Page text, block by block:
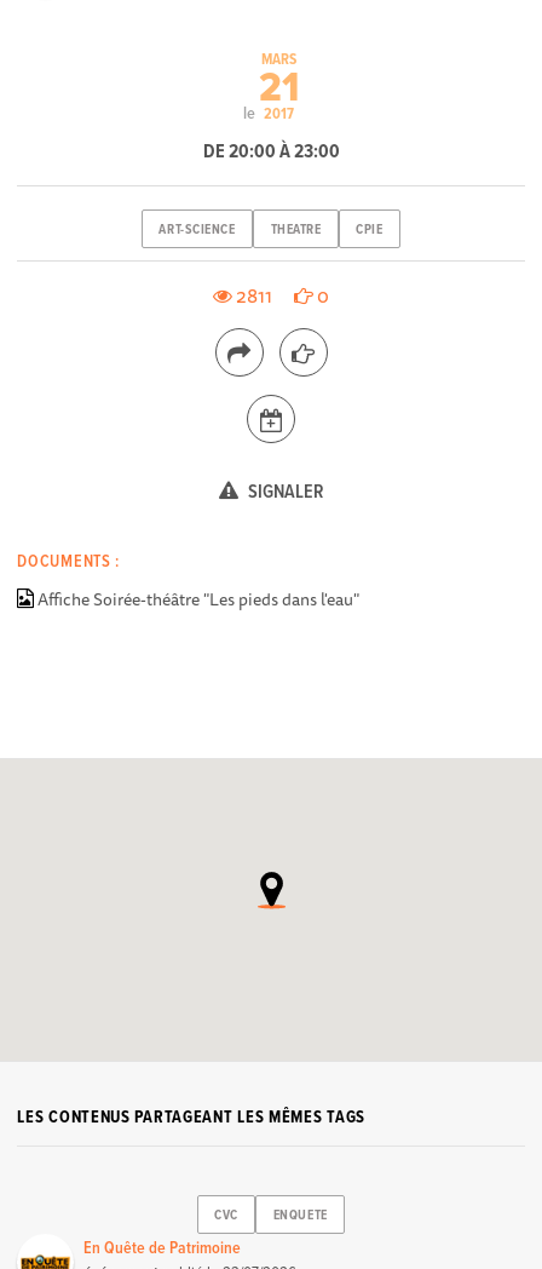
le
MARS
21
2017
DE 20:00 À 23:00
ART-SCIENCE THEATRE CPIE
2811 0
SIGNALER
DOCUMENTS :
Affiche Soirée-théâtre "Les pieds dans l'eau"
LES CONTENUS PARTAGEANT LES MÊMES TAGS
CVC ENQUETE
En Quête de Patrimoine